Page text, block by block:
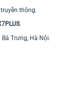
thông.
.
Bà Trưng, Hà Nội.